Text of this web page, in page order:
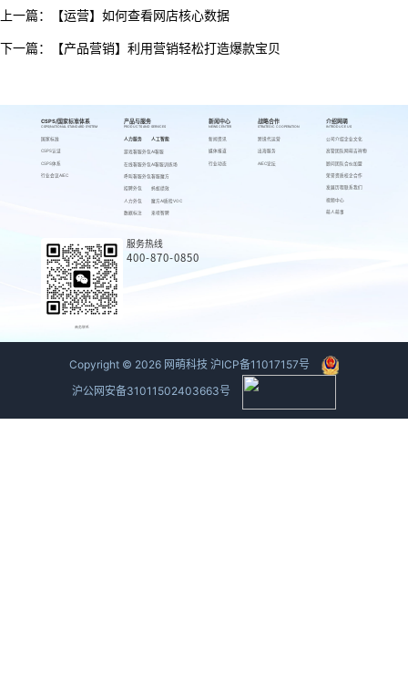
上一篇： 【运营】如何查看网店核心数据
下一篇： 【产品营销】利用营销轻松打造爆款宝贝
CSPS/国家标准体系
CSPS/NATIONAL STANDARD SYSTEM
国家标准
CSPS认证
CSPS体系
行业会议AIEC
产品与服务
PRODUCTS AND SERVICES
人力服务
游戏客服外包
在线客服外包
呼叫客服外包
招聘外包
人力外包
数据标注
人工智能
AI客服
AI客服训练场
客服魔方
蚂蚁绩效
魔方AI质检VOC
来呗智聘
新闻中心
NEWS CENTER
新闻资讯
媒体报道
行业动态
战略合作
STRATEGIC COOPERATION
跨境代运营
出海服务
AIEC论坛
介绍网萌
INTRODUCE US
公司介绍
高管团队
顾问团队
荣誉资质
发展历程
视频中心
萌人萌事
企业文化
网萌吉祥物
合伙加盟
校企合作
联系我们
商务联系
服务热线
400-870-0850
Copyright © 2026 网萌科技 沪ICP备11017157号
沪公网安备31011502403663号